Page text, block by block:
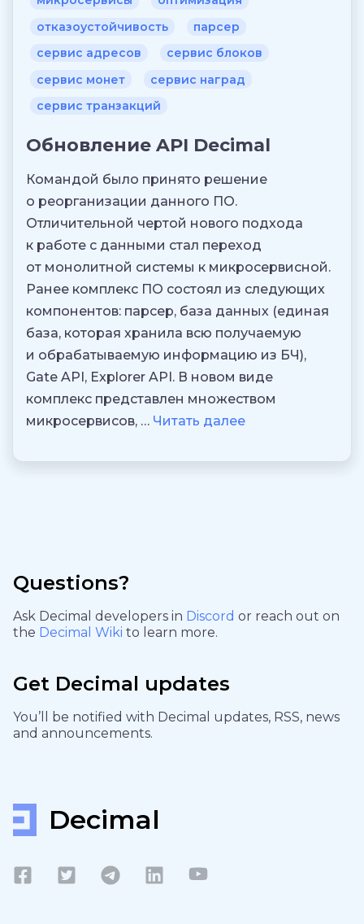
отказоустойчивость
парсер
сервис адресов
сервис блоков
сервис монет
сервис наград
сервис транзакций
Обновление API Decimal
Командой было принято решение
о реорганизации данного ПО.
Отличительной чертой нового подхода
к работе с данными стал переход
от монолитной системы к микросервисной.
Ранее комплекс ПО состоял из следующих
компонентов: парсер, база данных (единая
база, которая хранила всю получаемую
и обрабатываемую информацию из БЧ),
Gate API, Explorer API. В новом виде
комплекс представлен множеством
микросервисов, … Читать далее
Questions?
Ask Decimal developers in Discord or reach out on
the Decimal Wiki to learn more.
Get Decimal updates
You’ll be notified with Decimal updates, RSS, news
and announcements.
Decimal